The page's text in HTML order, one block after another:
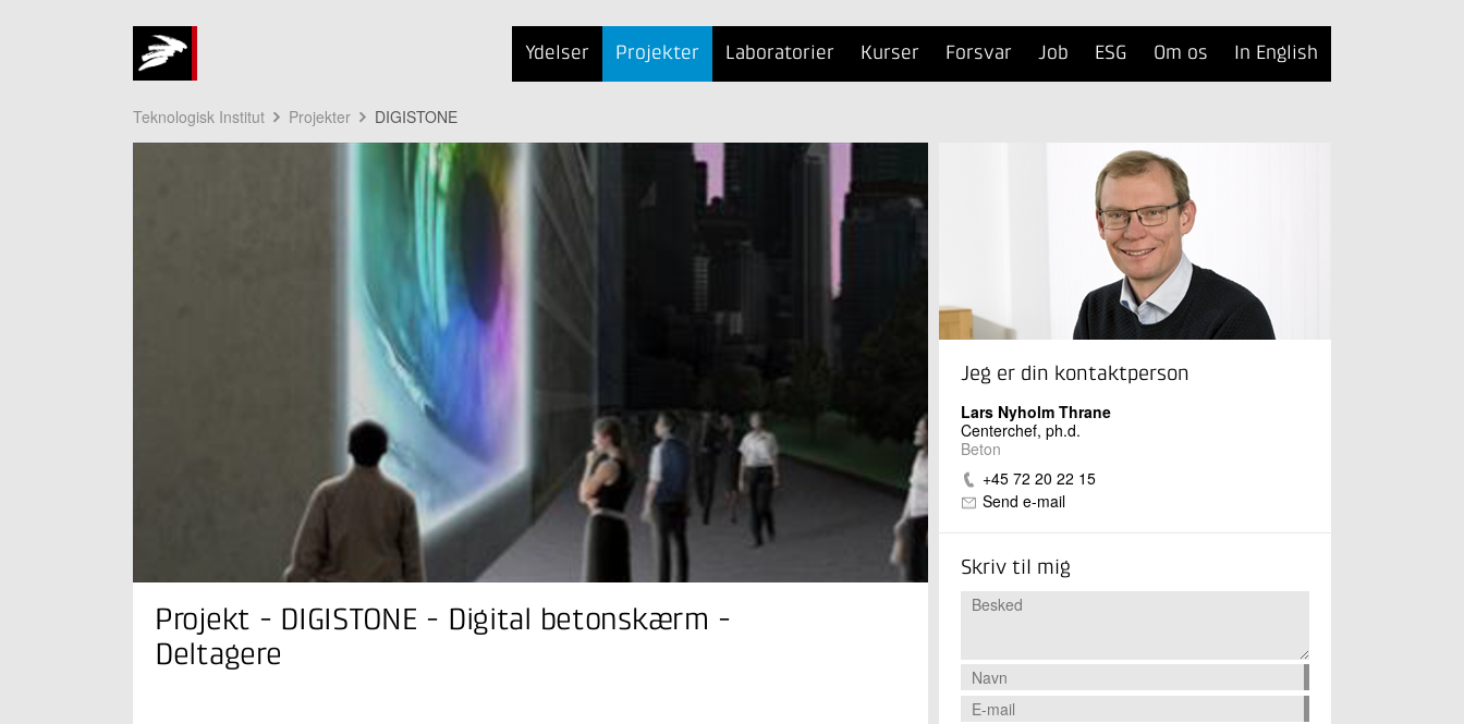
Ydelser Projekter Laboratorier Kurser Forsvar Job ESG Om os In English
Teknologisk Institut Projekter DIGISTONE
Projekt - DIGISTONE - Digital betonskærm -
Deltagere
Jeg er din kontaktperson
Lars Nyholm Thrane
Centerchef, ph.d.
Beton
+45 72 20 22 15
Send e-mail
Skriv til mig